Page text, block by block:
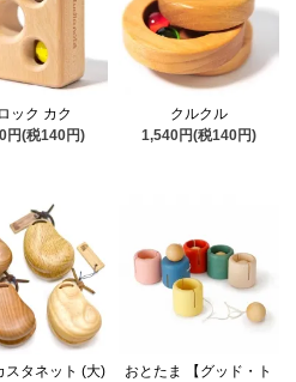
ック カク
円(税140円)
クルクル
1,540円(税140円)
スタネット (大)
おとたま 【グッド・ト